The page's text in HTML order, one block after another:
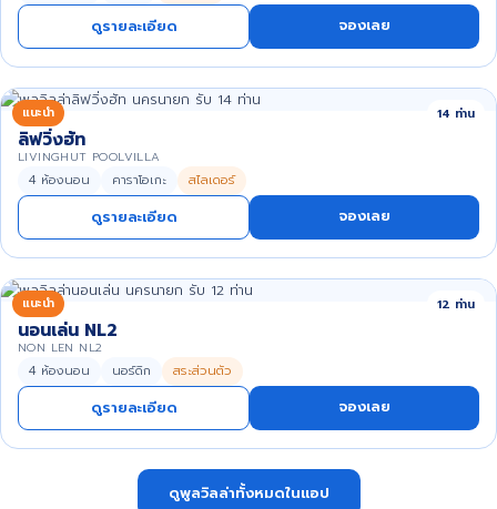
ดูรายละเอียด จองเลย
แนะนำ 14 ท่าน
ลิฟวิ่งฮัท
LIVINGHUT POOLVILLA
4 ห้องนอน คาราโอเกะ สไลเดอร์
ดูรายละเอียด จองเลย
แนะนำ 12 ท่าน
นอนเล่น NL2
NON LEN NL2
4 ห้องนอน นอร์ดิก สระส่วนตัว
ดูรายละเอียด จองเลย
ดูพูลวิลล่าทั้งหมดในแอป